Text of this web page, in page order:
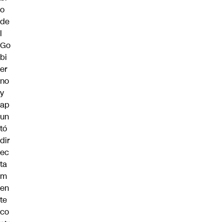
o
de
l
Go
bi
er
no
y
ap
un
tó
dir
ec
ta
m
en
te
co